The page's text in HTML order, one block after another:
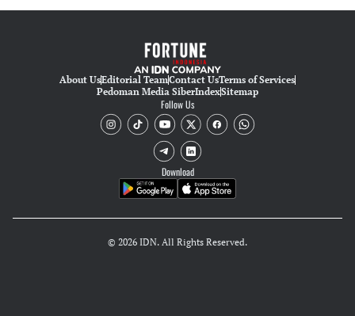
About UsEditorial TeamContact UsTerms of Services
Pedoman Media SiberIndexSitemap
Follow Us
Download
© 2026 IDN. All Rights Reserved.